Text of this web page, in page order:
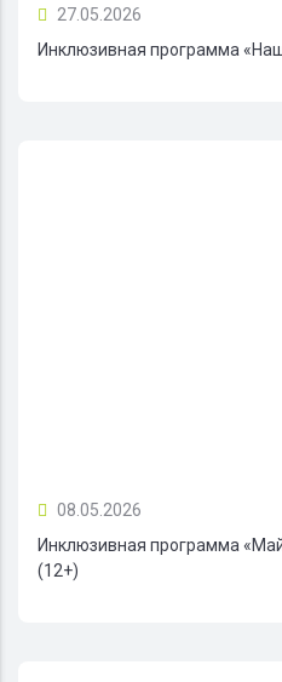
27.05.2026
Инклюзивная программа
08.05.2026
Инклюзивная программа
(12+)